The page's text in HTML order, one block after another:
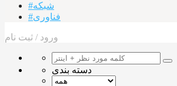
#شبکه
#فناوری
ورود / ثبت نام
دسته بندی